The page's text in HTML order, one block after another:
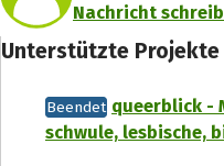
Nachricht
Unterstützte Projekte
Beendet queerblick -
schwule, lesbische,